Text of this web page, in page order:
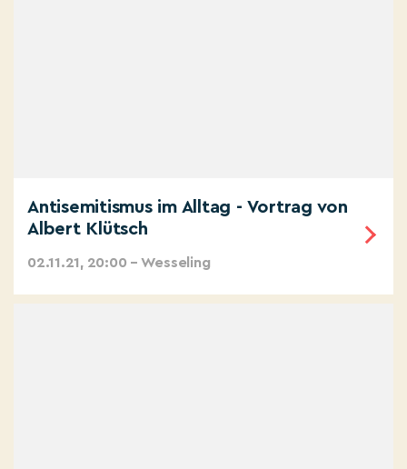
Antisemitismus im Alltag - Vortrag von
Albert Klütsch
02.11.21, 20:00 – Wesseling